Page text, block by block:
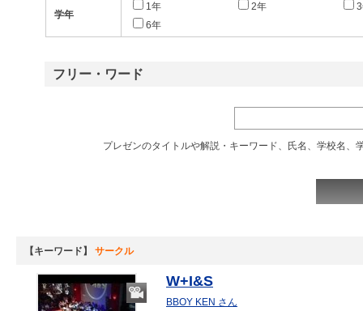
学年
1年 2年
6年
フリー・ワード
プレゼンのタイトルや解説・キーワード、氏名、学校名
【キーワード】 サークル
W+I&S
BBOY KEN さん